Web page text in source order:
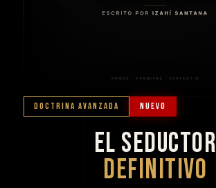
DOCTRINA AVANZADA NUEVO
EL SEDUCTOR
DEFINITIVO